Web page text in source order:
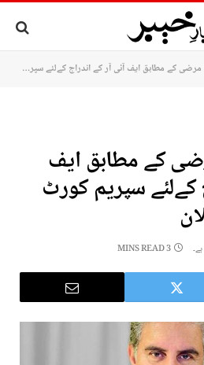
مطابق ایف آئی آر کے اندراج کےلئے سپریم کورٹ سے رجوع کا اعلان
کے مطابق ایف
کےلئے سپریم کورٹ
3 MINS READ